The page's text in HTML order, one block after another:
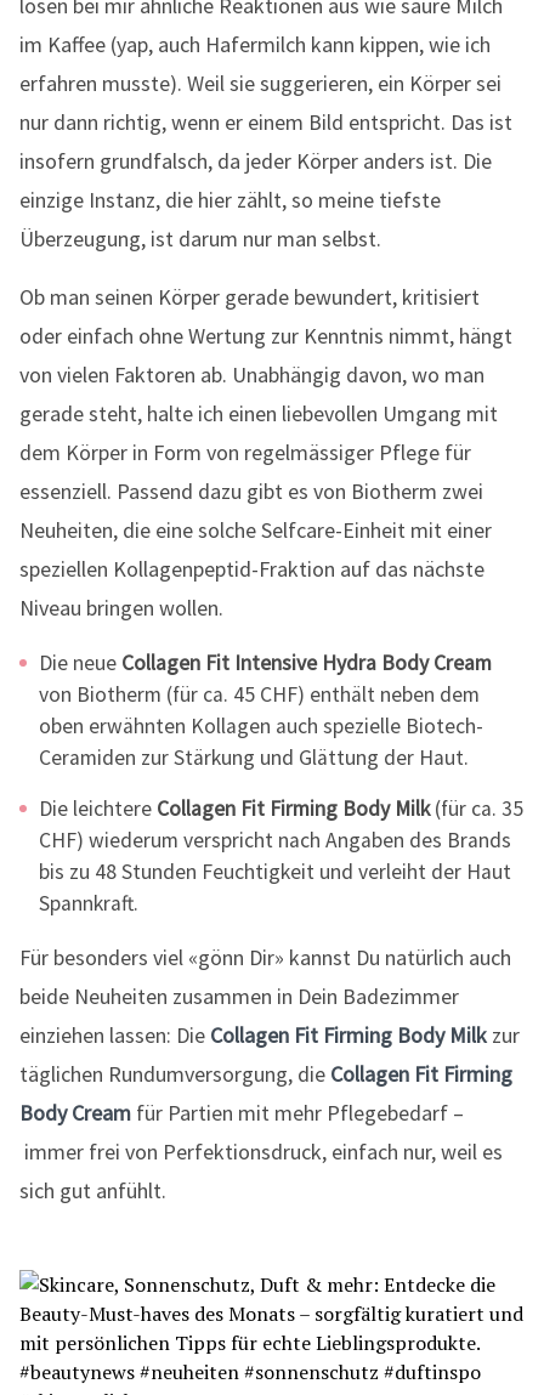
im Kaffee (yap, auch Hafermilch kann kippen, wie ich
erfahren musste). Weil sie suggerieren, ein Körper sei
nur dann richtig, wenn er einem Bild entspricht. Das ist
insofern grundfalsch, da jeder Körper anders ist. Die
einzige Instanz, die hier zählt, so meine tiefste
Überzeugung, ist darum nur man selbst.
Ob man seinen Körper gerade bewundert, kritisiert
oder einfach ohne Wertung zur Kenntnis nimmt, hängt
von vielen Faktoren ab. Unabhängig davon, wo man
gerade steht, halte ich einen liebevollen Umgang mit
dem Körper in Form von regelmässiger Pflege für
essenziell. Passend dazu gibt es von Biotherm zwei
Neuheiten, die eine solche Selfcare-Einheit mit einer
speziellen Kollagenpeptid-Fraktion auf das nächste
Niveau bringen wollen.
Die neue Collagen Fit Intensive Hydra Body Cream
von Biotherm (für ca. 45 CHF) enthält neben dem
oben erwähnten Kollagen auch spezielle Biotech-
Ceramiden zur Stärkung und Glättung der Haut.
Die leichtere Collagen Fit Firming Body Milk(für ca. 35
CHF) wiederum verspricht nach Angaben des Brands
bis zu 48 Stunden Feuchtigkeit und verleiht der Haut
Spannkraft.
Für besonders viel «gönn Dir» kannst Du natürlich auch
beide Neuheiten zusammen in Dein Badezimmer
einziehen lassen: Die Collagen Fit Firming Body Milk zur
täglichen Rundumversorgung, die Collagen Fit Firming
Body Cream für Partien mit mehr Pflegebedarf –
immer frei von Perfektionsdruck, einfach nur, weil es
sich gut anfühlt.